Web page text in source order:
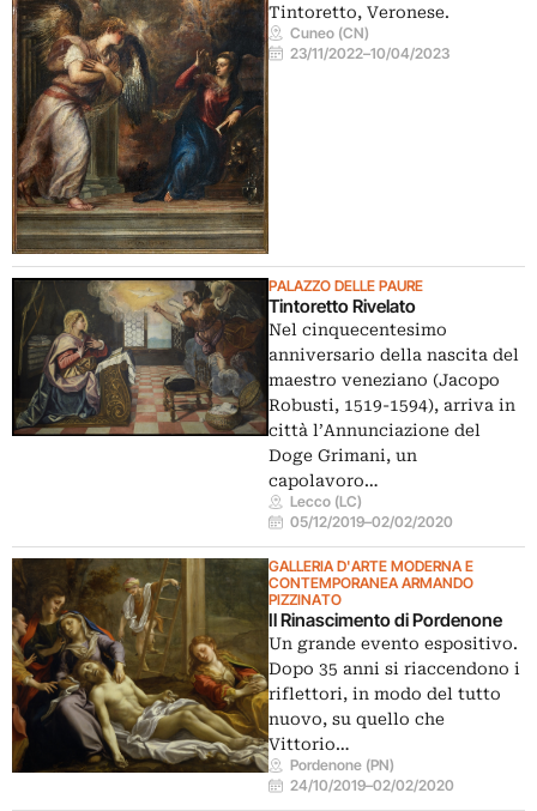
Tintoretto, Veronese.
Cuneo (CN)
23/11/2022–10/04/2023
PALAZZO DELLE PAURE
Tintoretto Rivelato
Nel cinquecentesimo
anniversario della nascita del
maestro veneziano (Jacopo
Robusti, 1519-1594), arriva in
città l’Annunciazione del
Doge Grimani, un
capolavoro…
Lecco (LC)
05/12/2019–02/02/2020
GALLERIA D'ARTE MODERNA E
CONTEMPORANEA ARMANDO
PIZZINATO
Il Rinascimento di Pordenone
Un grande evento espositivo.
Dopo 35 anni si riaccendono i
riflettori, in modo del tutto
nuovo, su quello che
Vittorio…
Pordenone (PN)
24/10/2019–02/02/2020